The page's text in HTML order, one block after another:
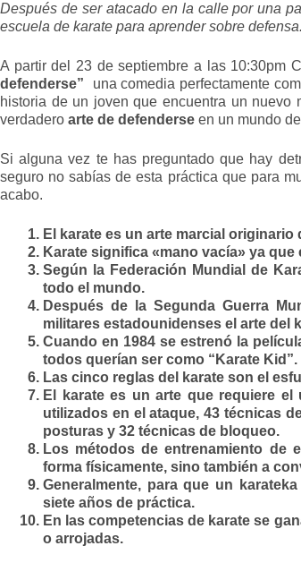
Después de ser atacado en la calle por una
escuela de karate para aprender sobre defensa.
A partir del 23 de septiembre a las 10:30pm
defenderse” una comedia perfectamente
historia de un joven que encuentra un nuevo
verdadero arte de defenderse en un mundo
Si alguna vez te has preguntado que hay
seguro no sabías de esta práctica que para
acabo.
El karate es un arte marcial originario
Karate significa «mano vacía» ya
Según la Federación Mundial de
todo el mundo.
Después de la Segunda Guerra
militares estadounidenses el arte del
Cuando en 1984 se estrenó la
todos querían ser como “Karate Kid”.
Las cinco reglas del karate son el
El karate es un arte que requiere
utilizados en el ataque, 43 técnicas
posturas y 32 técnicas de bloqueo.
Los métodos de entrenamiento de
forma físicamente, sino también a
Generalmente, para que un
siete años de práctica.
En las competencias de karate se
o arrojadas.